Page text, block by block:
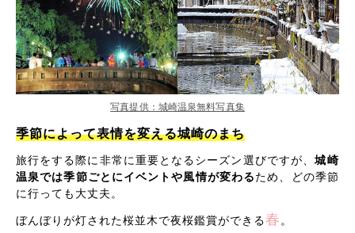
写真提供：城崎温泉無料写真集
季節によって表情を変える城崎のまち
旅行をする際に非常に重要となるシーズン選びですが、 城崎
温泉では季節ごとにイベントや風情が変わるため、どの季節
に行っても大丈夫。
ぼんぼりが灯された桜並木で夜桜鑑賞ができる春 。